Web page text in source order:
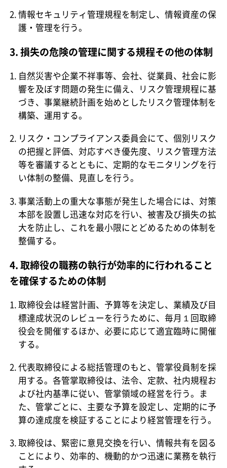
情報セキュリティ管理規程を制定し、情報資産の保
護・管理を行う。
3. 損失の危険の管理に関する規程その他の体制
自然災害や企業不祥事等、会社、従業員、社会に影
響を及ぼす問題の発生に備え、リスク管理規程に基
づき、事業継続計画を始めとしたリスク管理体制を
構築、運用する。
リスク・コンプライアンス委員会にて、個別リスク
の把握と評価、対応すべき優先度、リスク管理方法
等を審議するとともに、定期的なモニタリングを行
い体制の整備、見直しを行う。
事業活動上の重大な事態が発生した場合には、対策
本部を設置し迅速な対応を行い、被害及び損失の拡
大を防止し、これを最小限にとどめるための体制を
整備する。
4. 取締役の職務の執行が効率的に行われること
を確保するための体制
取締役会は経営計画、予算等を決定し、業績及び目
標達成状況のレビューを行うために、毎月１回取締
役会を開催するほか、必要に応じて適宜臨時に開催
する。
代表取締役による総括管理のもと、管掌役員制を採
用する。各管掌取締役は、法令、定款、社内規程お
よび社内基準に従い、管掌領域の経営を行う。ま
た、管掌ごとに、主要な予算を設定し、定期的に予
算の達成度を検証することにより経営管理を行う。
取締役は、緊密に意見交換を行い、情報共有を図る
ことにより、効率的、機動的かつ迅速に業務を執行